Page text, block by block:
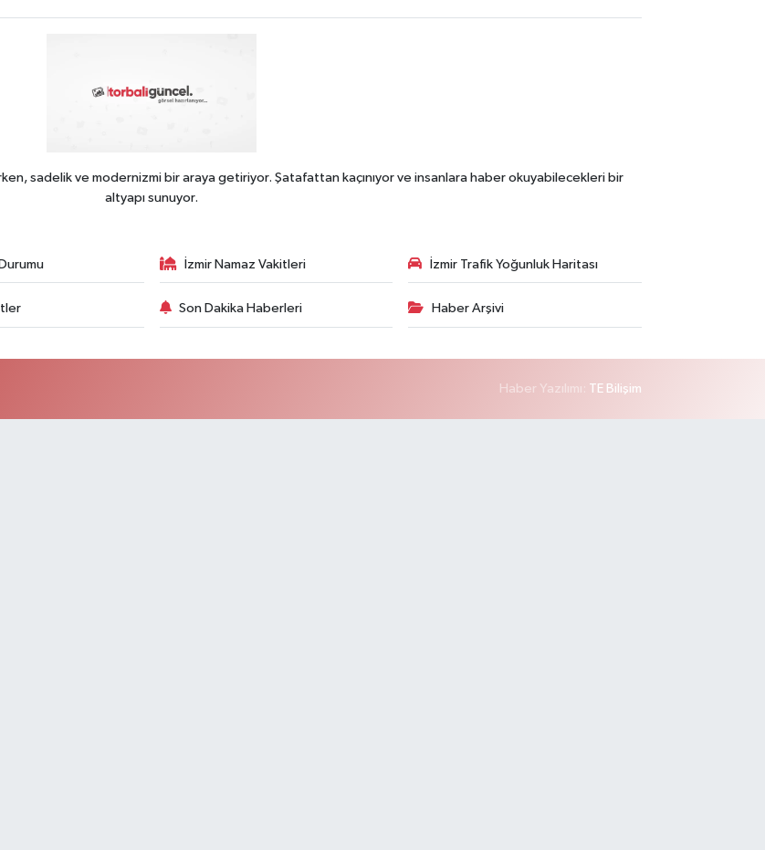
sadelik ve modernizmi bir araya getiriyor. Şatafattan kaçınıyor ve insanlara haber okuyabilecekleri bir
altyapı sunuyor.
İzmir Namaz Vakitleri İzmir Trafik Yoğunluk Haritası
Son Dakika Haberleri Haber Arşivi
Haber Yazılımı: TE Bilişim